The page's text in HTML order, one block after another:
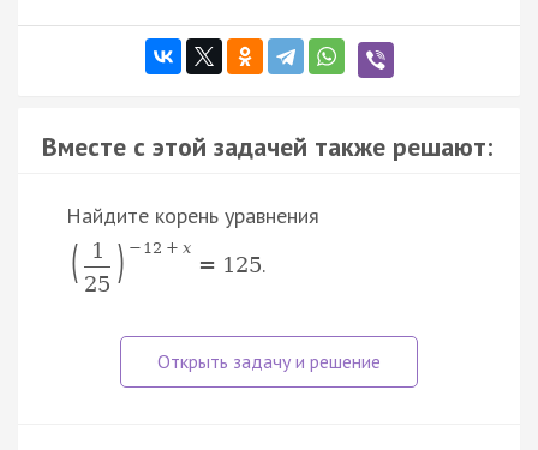
Вместе с этой задачей также решают:
Найдите корень уравнения
(
1
25 ) − 12 + x
= 125.